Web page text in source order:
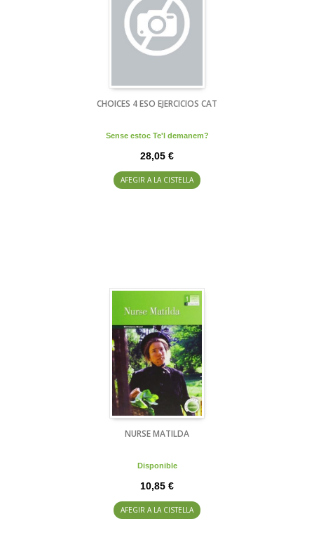
CHOICES 4 ESO EJERCICIOS CAT
Sense estoc Te'l demanem?
28,05 €
AFEGIR A LA CISTELLA
NURSE MATILDA
Disponible
10,85 €
AFEGIR A LA CISTELLA